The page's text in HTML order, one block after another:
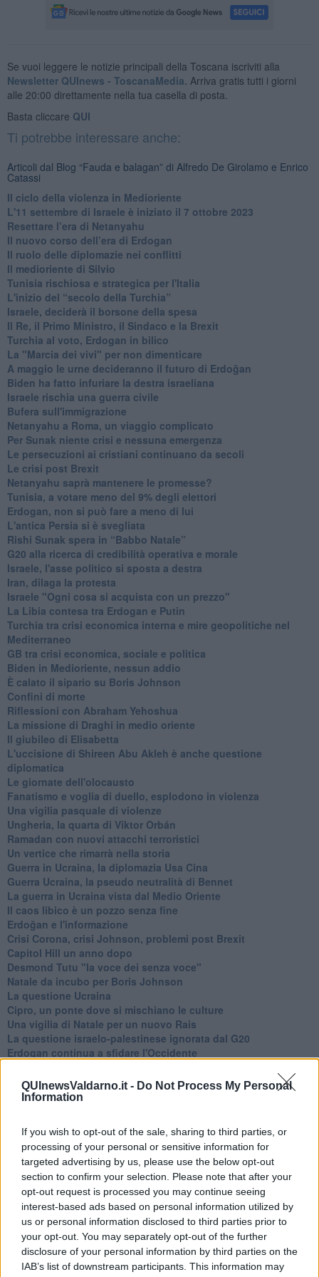
QUInewsValdarno.it - Do Not Process My Personal
Information
If you wish to opt-out of the sale, sharing to third parties, or
processing of your personal or sensitive information for
targeted advertising by us, please use the below opt-out
section to confirm your selection. Please note that after your
opt-out request is processed you may continue seeing
interest-based ads based on personal information utilized by
us or personal information disclosed to third parties prior to
your opt-out. You may separately opt-out of the further
disclosure of your personal information by third parties on the
IAB’s list of downstream participants. This information may
Se vuoi leggere le notizie principali della Toscana iscriviti alla
Newsletter QUInews - ToscanaMedia. Arriva gratis tutti i giorni
alle 20:00 direttamente nella tua casella di posta.
Basta cliccare QUI
Ti potrebbe interessare anche:
Articoli dal Blog “Fauda e balagan” di Alfredo De Girolamo e Enrico
Catassi
Il ciclo della violenza in Medioriente
L'11 settembre di Israele è iniziato il 7 ottobre 2023
Resettare l’era di Netanyahu
​Il nuovo corso dell’era di Erdogan
Il ruolo delle diplomazie nei conflitti
Il medioriente di Silvio
Tunisia rischiosa e strategica per l'Italia
L'inizio del “secolo della Turchia”
Israele, deciderà il borsone della spesa
Il Re, il Primo Ministro, il Sindaco e la Brexit
Turchia al voto, Erdogan in bilico
La "Marcia dei vivi" per non dimenticare
A maggio le urne decideranno il futuro di Erdoğan
Biden ha fatto infuriare la destra israeliana
Israele rischia una guerra civile
Bufera sull'immigrazione
Netanyahu a Roma, un viaggio complicato
Per Sunak niente crisi e nessuna emergenza
Le persecuzioni ai cristiani continuano da secoli
Le crisi post Brexit
Netanyahu saprà mantenere le promesse?
Tunisia, a votare meno del 9% degli elettori
Erdogan, non si può fare a meno di lui
L'antica Persia si è svegliata
Rishi Sunak spera in “Babbo Natale”
G20 alla ricerca di credibilità operativa e morale
Israele, l'asse politico si sposta a destra
Iran, dilaga la protesta
Israele "Ogni cosa si acquista con un prezzo"
La Libia contesa tra Erdogan e Putin
Turchia tra crisi economica interna e mire geopolitiche nel
Mediterraneo
GB tra crisi economica, sociale e politica
Biden in Medioriente, nessun addio
È calato il sipario su Boris Johnson
Confini di morte
Riflessioni con Abraham Yehoshua
La missione di Draghi in medio oriente
Il giubileo di Elisabetta
L'uccisione di Shireen Abu Akleh è anche questione
diplomatica
Le giornate dell'olocausto
Fanatismo e voglia di duello, esplodono in violenza
Una vigilia pasquale di violenze
Ungheria, la quarta di Viktor Orbán
Ramadan con nuovi attacchi terroristici
Un vertice che rimarrà nella storia
Guerra in Ucraina, la diplomazia Usa Cina
Guerra Ucraina, la pseudo neutralità di Bennet
La guerra in Ucraina vista dal Medio Oriente
​Il caos libico è un pozzo senza fine
Erdoğan e l'informazione
Crisi Corona, crisi Johnson, problemi post Brexit
Capitol Hill un anno dopo
Desmond Tutu "la voce dei senza voce"
Natale da incubo per Boris Johnson
La questione Ucraina
Cipro, un ponte dove si mischiano le culture
Una vigilia di Natale per un nuovo Rais
La questione israelo-palestinese ignorata dal G20
Erdogan continua a sfidare l'Occidente
Johnson, da Trump a Biden alla Brexit
L'AUKUS e il Quad
Bennet, un giorno in attesa di Biden
Il ritorno dei talebani
​La lenta agonia del Libano
Sudafrica, è allarme alimentare
Usa di nuovo al centro della geopolitica internazionale
L’appuntamento di Israele con il cambiamento
La farsa delle elezioni in Siria
In Medioriente non ci sono favole, solo realtà
Biden chiama ma Netanyahu non risponde
Niente di nuovo in Medioriente